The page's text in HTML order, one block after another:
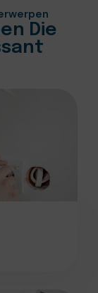
Die